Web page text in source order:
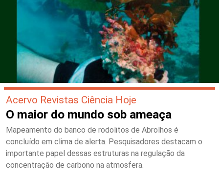
Acervo Revistas Ciência Hoje
O maior do mundo sob ameaça
Mapeamento do banco de rodolitos de Abrolhos é
concluído em clima de alerta. Pesquisadores destacam o
importante papel dessas estruturas na regulação da
concentração de carbono na atmosfera.